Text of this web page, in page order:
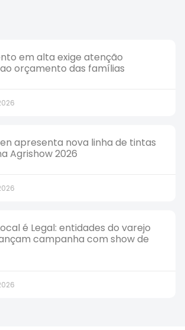
em alta exige atenção
orçamento das famílias
apresenta nova linha de tintas
Agrishow 2026
é Legal: entidades do varejo
campanha com show de